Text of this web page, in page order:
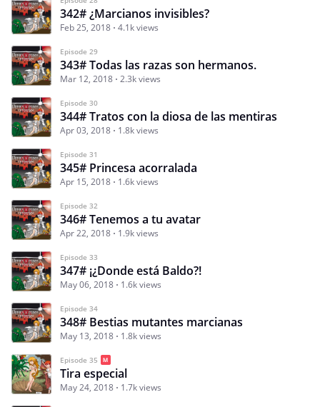
342# ¿Marcianos invisibles?
Feb 25, 2018 4.1k views
Episode 29
343# Todas las razas son hermanos.
Mar 12, 2018 2.3k views
Episode 30
344# Tratos con la diosa de las mentiras
Apr 03, 2018 1.8k views
Episode 31
345# Princesa acorralada
Apr 15, 2018 1.6k views
Episode 32
346# Tenemos a tu avatar
Apr 22, 2018 1.9k views
Episode 33
347# ¡¿Donde está Baldo?!
May 06, 2018 1.6k views
Episode 34
348# Bestias mutantes marcianas
May 13, 2018 1.8k views
Episode 35
Tira especial
May 24, 2018 1.7k views